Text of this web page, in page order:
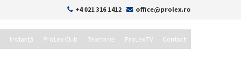
+4 021 316 1412 office@prolex.ro
Instanță ProLex Club Telefonie ProLex.TV Contact